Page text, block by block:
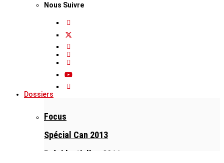
Nous Suivre
Dossiers
Focus
Spécial Can 2013
Présidentielles 2011